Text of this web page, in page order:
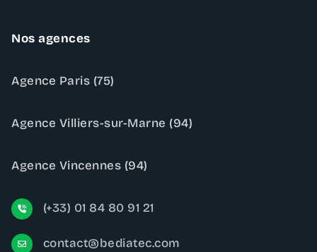
Nos agences
Agence Paris (75)
Agence Villiers-sur-Marne (94)
Agence Vincennes (94)
(+33) 01 84 80 91 21
contact@bediatec.com